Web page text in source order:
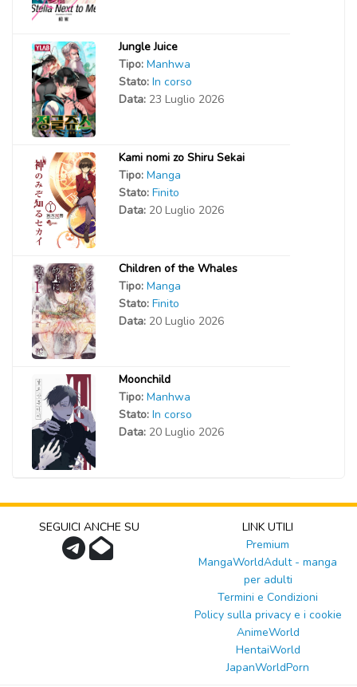
Jungle Juice
Tipo: Manhwa
Stato: In corso
Data: 23 Luglio 2026
Kami nomi zo Shiru Sekai
Tipo: Manga
Stato: Finito
Data: 20 Luglio 2026
Children of the Whales
Tipo: Manga
Stato: Finito
Data: 20 Luglio 2026
Moonchild
Tipo: Manhwa
Stato: In corso
Data: 20 Luglio 2026
SEGUICI ANCHE SU
LINK UTILI
Premium
MangaWorldAdult - manga
per adulti
Termini e Condizioni
Policy sulla privacy e i cookie
AnimeWorld
HentaiWorld
JapanWorldPorn